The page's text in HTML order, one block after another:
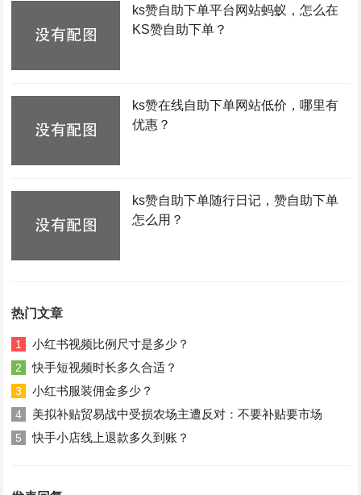
ks赞自助下单平台网站蚂蚁，怎么在
KS赞自助下单？
ks赞在线自助下单网站低价，哪里有
优惠？
ks赞自助下单随行日记，赞自助下单
怎么用？
热门文章
1 小红书视频比例尺寸是多少？
2 快手短视频时长多久合适？
3 小红书服装佣金多少？
4 美拟补贴贸易战中受损农场主遭反对：不要补贴要市场
5 快手小店线上退款多久到账？